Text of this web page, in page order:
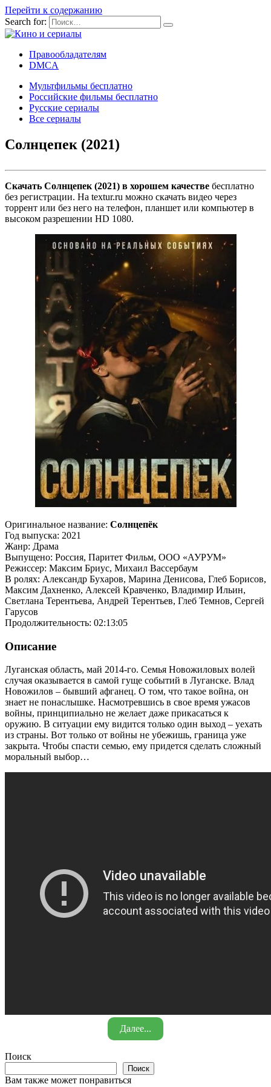
Перейти к содержанию
Search for:
Правообладателям
DMCA
Мультфильмы бесплатно
Российские фильмы бесплатно
Русские сериалы
Все сериалы
Солнцепек (2021)
Скачать Солнцепек (2021) в хорошем качестве бесплатно
без регистрации. На textur.ru можно скачать видео через
торрент или без него на телефон, планшет или компьютер в
высоком разрешении HD 1080.
Оригинальное название: Солнцепёк
Год выпуска: 2021
Жанр: Драма
Выпущено: Россия, Паритет Фильм, ООО «АУРУМ»
Режиссер: Максим Бриус, Михаил Вассербаум
В ролях: Александр Бухаров, Марина Денисова, Глеб Борисов,
Максим Дахненко, Алексей Кравченко, Владимир Ильин,
Светлана Терентьева, Андрей Терентьев, Глеб Темнов, Сергей
Гарусов
Продолжительность: 02:13:05
Описание
Луганская область, май 2014-го. Семья Новожиловых волей
случая оказывается в самой гуще событий в Луганске. Влад
Новожилов – бывший афганец. О том, что такое война, он
знает не понаслышке. Насмотревшись в свое время ужасов
войны, принципиально не желает даже прикасаться к
оружию. В ситуации ему видится только один выход – уехать
из страны. Вот только от войны не убежишь, граница уже
закрыта. Чтобы спасти семью, ему придется сделать сложный
моральный выбор…
Далее...
Поиск
Поиск
Вам также может понравиться